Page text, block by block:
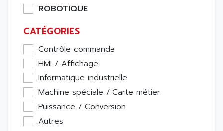
ROBOTIQUE
CATÉGORIES
Contrôle commande
HMI / Affichage
Informatique industrielle
Machine spéciale / Carte métier
Puissance / Conversion
Autres